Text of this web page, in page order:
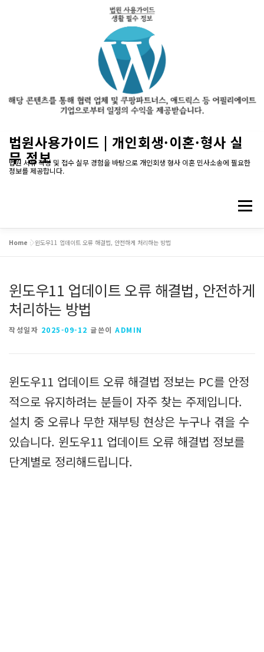
법원사용가이드 | 개인회생·이혼·형사 실
무 정보
법원 서류 작성 및 접수 실무 경험을 바탕으로 개인회생 형사 이혼 민사소송에 필요한
정보를 제공합니다.
메뉴
Home »윈도우11 업데이트 오류 해결법, 안전하게 처리하는 방법
윈도우11 업데이트 오류 해결법, 안전하게
처리하는 방법
작성일자 2025-09-12 글쓴이 ADMIN
윈도우11 업데이트 오류 해결법 정보는 PC를 안정
적으로 유지하려는 분들이 자주 찾는 주제입니다.
설치 중 오류나 무한 재부팅 현상은 누구나 겪을 수
있습니다. 윈도우11 업데이트 오류 해결법 정보를
단계별로 정리해드립니다.